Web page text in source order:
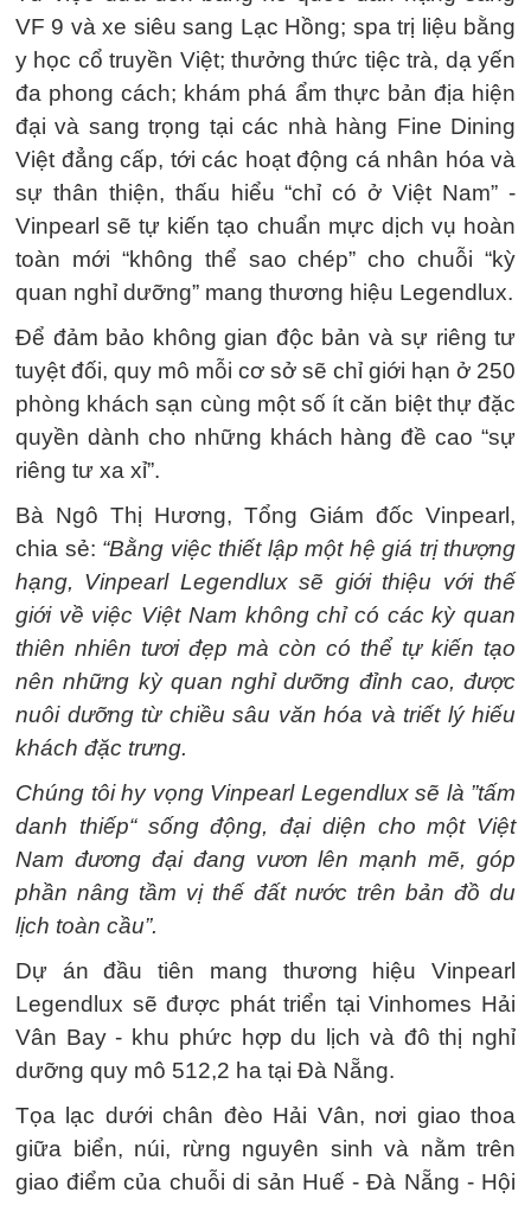
VF 9 và xe siêu sang Lạc Hồng; spa trị liệu bằng
y học cổ truyền Việt; thưởng thức tiệc trà, dạ yến
đa phong cách; khám phá ẩm thực bản địa hiện
đại và sang trọng tại các nhà hàng Fine Dining
Việt đẳng cấp, tới các hoạt động cá nhân hóa và
sự thân thiện, thấu hiểu “chỉ có ở Việt Nam” -
Vinpearl sẽ tự kiến tạo chuẩn mực dịch vụ hoàn
toàn mới “không thể sao chép” cho chuỗi “kỳ
quan nghỉ dưỡng” mang thương hiệu Legendlux.
Để đảm bảo không gian độc bản và sự riêng tư
tuyệt đối, quy mô mỗi cơ sở sẽ chỉ giới hạn ở 250
phòng khách sạn cùng một số ít căn biệt thự đặc
quyền dành cho những khách hàng đề cao “sự
riêng tư xa xỉ”.
Bà Ngô Thị Hương, Tổng Giám đốc Vinpearl,
chia sẻ: “Bằng việc thiết lập một hệ giá trị thượng
hạng, Vinpearl Legendlux sẽ giới thiệu với thế
giới về việc Việt Nam không chỉ có các kỳ quan
thiên nhiên tươi đẹp mà còn có thể tự kiến tạo
nên những kỳ quan nghỉ dưỡng đỉnh cao, được
nuôi dưỡng từ chiều sâu văn hóa và triết lý hiếu
khách đặc trưng.
Chúng tôi hy vọng Vinpearl Legendlux sẽ là ”tấm
danh thiếp“ sống động, đại diện cho một Việt
Nam đương đại đang vươn lên mạnh mẽ, góp
phần nâng tầm vị thế đất nước trên bản đồ du
lịch toàn cầu”.
Dự án đầu tiên mang thương hiệu Vinpearl
Legendlux sẽ được phát triển tại Vinhomes Hải
Vân Bay - khu phức hợp du lịch và đô thị nghỉ
dưỡng quy mô 512,2 ha tại Đà Nẵng.
Tọa lạc dưới chân đèo Hải Vân, nơi giao thoa
giữa biển, núi, rừng nguyên sinh và nằm trên
giao điểm của chuỗi di sản Huế - Đà Nẵng - Hội